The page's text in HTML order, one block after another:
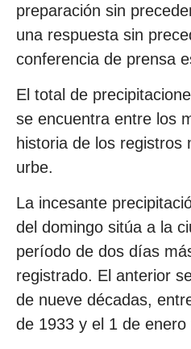
preparación sin
una respuesta sin
conferencia de prensa
El total de
se encuentra entre los
historia de los registros
urbe.
La incesante
del domingo sitúa a la
período de dos días
registrado. El anterior
de nueve décadas,
de 1933 y el 1 de enero